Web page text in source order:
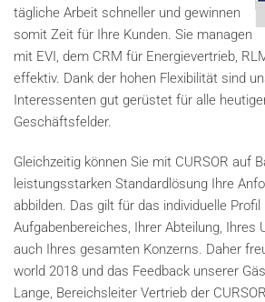
tägliche Arbeit schneller und gewinnen
somit Zeit für Ihre Kunden. Sie managen
mit EVI, dem CRM für Energievertrieb,
effektiv. Dank der hohen Flexibilität sind
Interessenten gut gerüstet für alle
Geschäftsfelder.
Gleichzeitig können Sie mit CURSOR auf
leistungsstarken Standardlösung Ihre
abbilden. Das gilt für das individuelle
Aufgabenbereiches, Ihrer Abteilung, Ihres
auch Ihres gesamten Konzerns. Daher
world 2018 und das Feedback unserer
Lange, Bereichsleiter Vertrieb der